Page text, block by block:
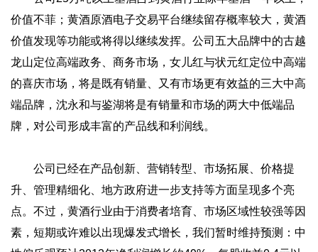
价值不菲；黄酒原酒电子交易平台继续留存概率较大，黄酒
价值发现等功能或将得以继续发挥。公司五大品牌中的古越
龙山定位高端政务、商务市场，女儿红与状元红定位中高端
的喜庆市场，将是既有销量、又有市场更有效益的三大中高
端品牌，沈永和与鉴湖将是有销量和市场的两大中低端品
牌，对公司形成丰富的产品线和利润线。
公司已经在产品创新、营销转型、市场拓展、价格提
升、管理精细化、地方政府进一步支持等方面呈现多个亮
点。不过，黄酒行业由于消费者培育、市场区域性较强等因
素，短期或许难以出现爆发式增长，我们暂时维持预测：中